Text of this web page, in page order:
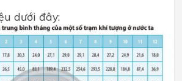
dưới đây: